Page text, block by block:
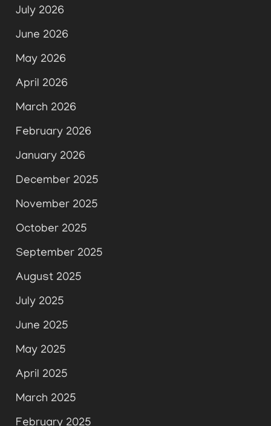
July 2026
June 2026
May 2026
April 2026
March 2026
February 2026
January 2026
December 2025
November 2025
October 2025
September 2025
August 2025
July 2025
June 2025
May 2025
April 2025
March 2025
February 2025